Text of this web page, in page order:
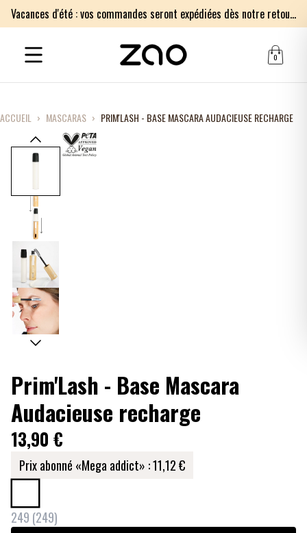
Vacances d'été : vos commandes seront expédiées dès notre retour le lundi 17 août. Merci pour votre patience.
0
ACCUEIL › MASCARAS › PRIM'LASH - BASE MASCARA AUDACIEUSE RECHARGE
Prim'Lash - Base Mascara
Audacieuse recharge
13,90 €
Prix abonné «Mega addict» :11,12 €
249 (249)